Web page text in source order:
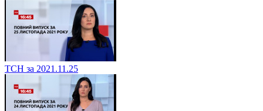
ТСН за 2021.11.25